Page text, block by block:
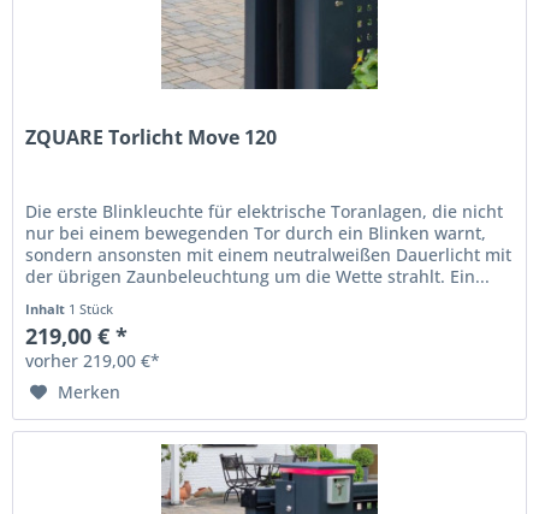
ZQUARE Torlicht Move 120
Die erste Blinkleuchte für elektrische Toranlagen, die nicht
nur bei einem bewegenden Tor durch ein Blinken warnt,
sondern ansonsten mit einem neutralweißen Dauerlicht mit
der übrigen Zaunbeleuchtung um die Wette strahlt. Ein...
Inhalt 1 Stück
219,00 € *
vorher 219,00 €*
Merken